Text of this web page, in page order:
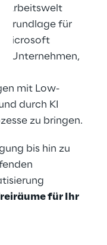
Arbeitswelt
Grundlage für
Microsoft
Unternehmen,
mit Low-
durch KI
zu bringen.
bis hin zu
für Ihr